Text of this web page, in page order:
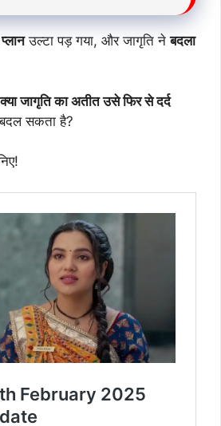
उल्टा पड़ गया, और जागृति नेबदला
क्या जागृति का अतीत उसे फिर से दर्द
सकता है?